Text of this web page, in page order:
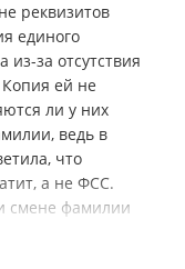
реквизитов
единого
за отсутствия
Копия ей не
ли у них
ведь в
что
а не ФСС.
смене фамилии
о моем